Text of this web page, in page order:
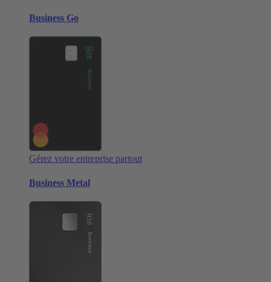
Business Go
Gérez votre entreprise partout
Business Metal